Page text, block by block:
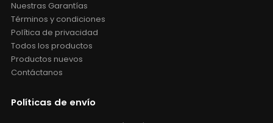
Nuestras Garantías
Términos y condiciones
Política de privacidad
Todos los productos
Productos nuevos
Contáctanos
Políticas de envío